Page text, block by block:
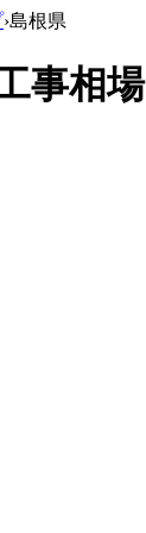
›島根県
事相場